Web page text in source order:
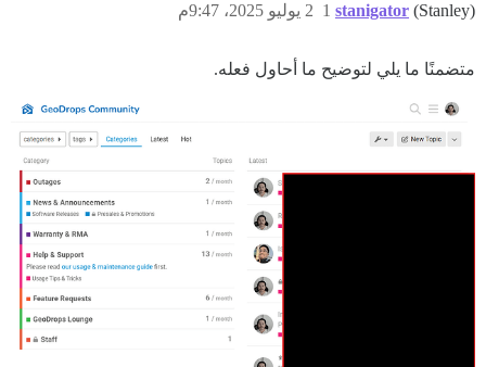
stanigator (Stanley) 2 يوليو 2025، 9:47م 1
متضمنًا ما يلي لتوضيح ما أحاول فعله.